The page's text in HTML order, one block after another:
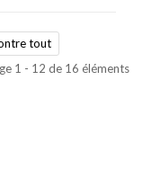
tout
1 - 12 de 16 éléments